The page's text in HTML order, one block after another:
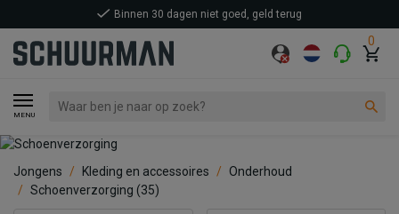
0
MENU
Binnen 30 dagen niet goed, geld terug
Jongens Kleding en accessoires
Onderhoud
Schoenverzorging (35)